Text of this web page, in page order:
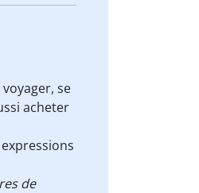
se
acheter
de